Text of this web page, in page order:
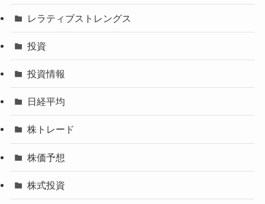
レラティブストレングス
投資
投資情報
日経平均
株トレード
株価予想
株式投資